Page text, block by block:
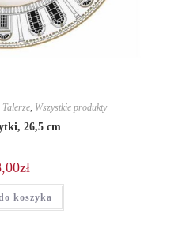
Talerze, Wszystkie produkty
26,5 cm
zł
koszyka